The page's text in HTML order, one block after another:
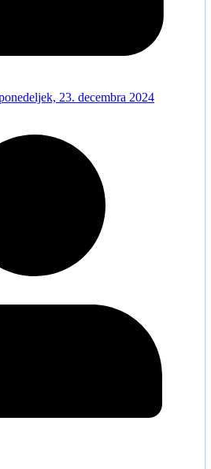
23. decembra 2024